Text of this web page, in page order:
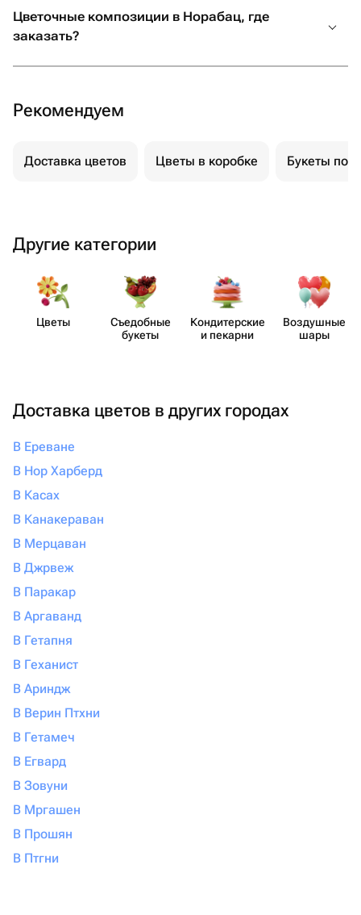
Цветочные композиции в Норабац, где
заказать?
Рекомендуем
Доставка цветов Цветы в коробке Букеты
Другие категории
Цветы
Съедобные
букеты
Кондит​ерские
и пекарни
Воздушные
шары
Доставка цветов в других городах
В Ереване
В Нор Харберд
В Касах
В Канакераван
В Мерцаван
В Джрвеж
В Паракар
В Аргаванд
В Гетапня
В Геханист
В Ариндж
В Верин Птхни
В Гетамеч
В Егвард
В Зовуни
В Мргашен
В Прошян
В Птгни